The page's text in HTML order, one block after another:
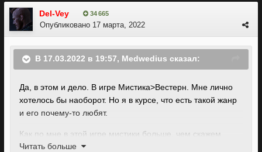
Del-Vey 34 665
Опубликовано 17 марта, 2022
В 17.03.2022 в 19:57, Medwedius сказал:
Да, в этом и дело. В игре Мистика>Вестерн. Мне лично
хотелось бы наоборот. Но я в курсе, что есть такой жанр
и его почему-то любят.
Как по мне в этой игре мистики больше, чем скажем
магии в фентези сетинге. То есть совершенно ВСЕ
Читать больше